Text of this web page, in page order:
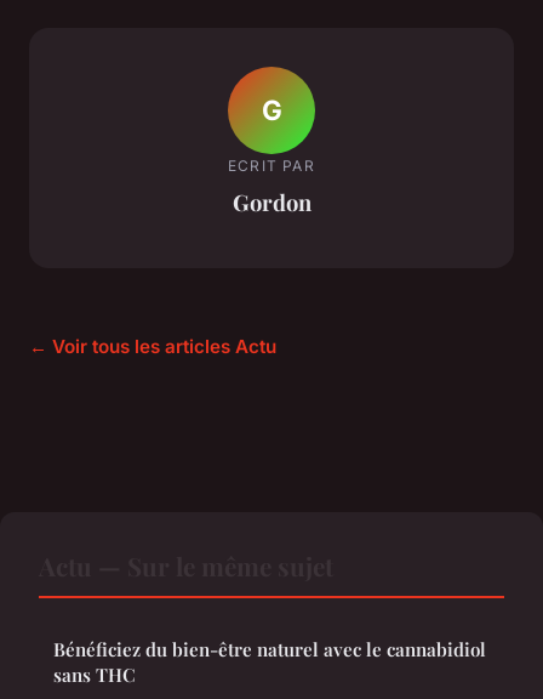
G
ECRIT PAR
Gordon
← Voir tous les articles Actu
Bénéficiez du bien-être naturel avec le cannabidiol
sans THC